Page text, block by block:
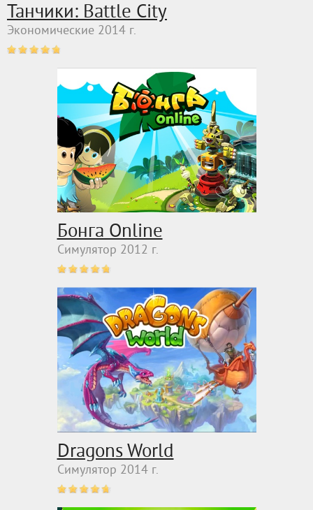
Танчики: Battle City
Экономические 2014 г.
Бонга Online
Симулятор 2012 г.
Dragons World
Симулятор 2014 г.